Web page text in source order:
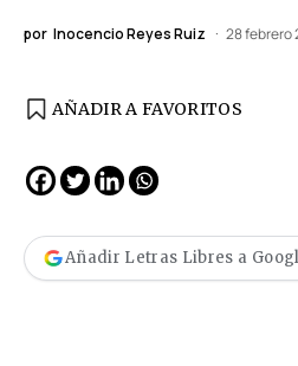
por Inocencio Reyes Ruiz 28 febrero
AÑADIR A FAVORITOS
Añadir Letras Libres a